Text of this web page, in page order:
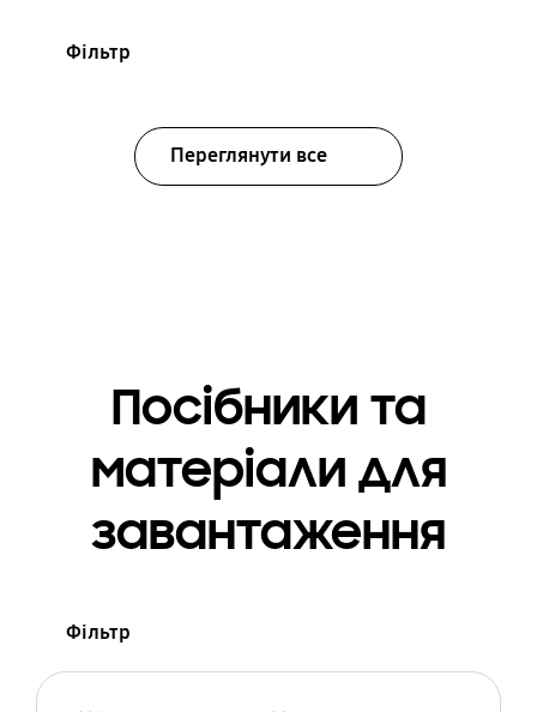
Фільтр
Переглянути все
Посібники та
матеріали для
завантаження
Фільтр